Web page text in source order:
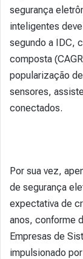
segurança
inteligentes
segundo a IDC,
composta
popularização
sensores,
conectados.
Por sua vez,
de segurança
expectativa de
anos, conforme
Empresas de
impulsionado